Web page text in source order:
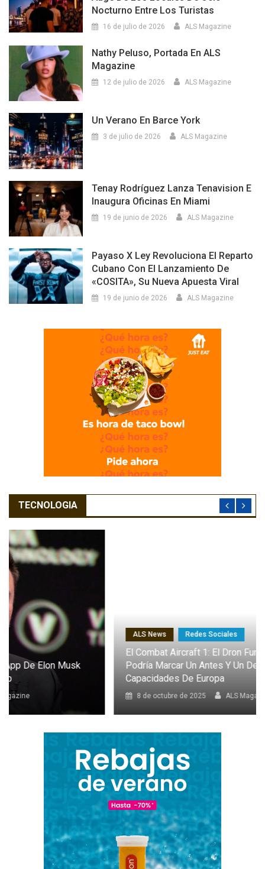
Nocturno Entre Los Turistas
16 de julio de 2026 ALS Magazine
Nathy Peluso, Portada En ALS
Magazine
12 de julio de 2026 ALS Magazine
Un Verano En Barce York
3 de julio de 2026 ALS Magazine
Tenay Rodríguez Lanza Tenavision E
Inaugura Oficinas En Miami
19 de junio de 2026 ALS Magazine
Payaso X Ley Revoluciona El Reparto
Cubano Con El Lanzamiento De
«COSITA», Su Nueva Apuesta Viral
19 de junio de 2026 ALS Magazine
TECNOLOGIA
ALS News Redes Sociales
El Combat Aircraft 1: El Dron Furtivo Con IA Que
Podría Marcar Un Antes Y Un Después En Las
Capacidades De Europa
ALS Magazine